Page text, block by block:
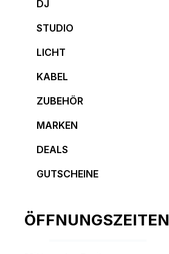
DJ
STUDIO
LICHT
KABEL
ZUBEHÖR
MARKEN
DEALS
GUTSCHEINE
ÖFFNUNGSZEITEN